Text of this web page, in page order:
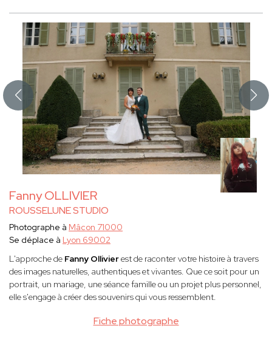
Fanny OLLIVIER
ROUSSELUNE STUDIO
Fiche photographe
Photographe à Mâcon 71000
Se déplace à Lyon 69002
L'approche de Fanny Ollivierest de raconter votre histoire à travers
des images naturelles, authentiques et vivantes. Que ce soit pour un
portrait, un mariage, une séance famille ou un projet plus personnel,
elle s'engage à créer des souvenirs qui vous ressemblent.